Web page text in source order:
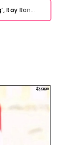
Prabowo Sebut ‘Londo Ireng’, Ray Rangkuti Desak DPR Bersikap, Ini Ulasan Politiknya
Baterai Apple Watch Cepat Boros? Ini Penyebab dan Cara Mengatasinya
HP Huawei Cepat Panas? Ini Penyebab Utama dan Cara Mengatasinya
HP Realme Kena Air Tidak Bisa Dicas? Jangan Langsung Charge, Ini Solusinya